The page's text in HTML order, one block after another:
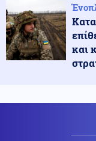
Κοινωνία
Μάλια:
Ολλανδής
Ρωσία
και